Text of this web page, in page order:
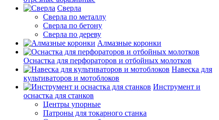
Сверла
Сверла по металлу
Сверла по бетону
Сверла по дереву
Алмазные коронки
Оснастка для перфораторов и отбойных молотков
Навеска для
культиваторов и мотоблоков
Инструмент и
оснастка для станков
Центры упорные
Патроны для токарного станка